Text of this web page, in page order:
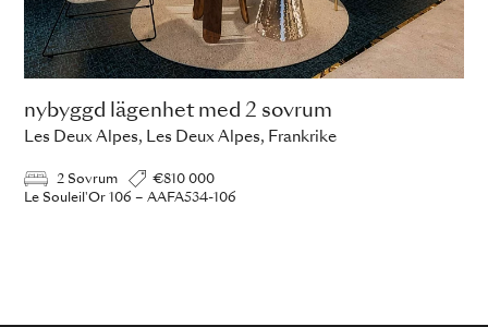
nybyggd lägenhet med 2 sovrum
Les Deux Alpes, Les Deux Alpes, Frankrike
2 Sovrum
€810 000
Le Souleil'Or 106 – AAFA534-106